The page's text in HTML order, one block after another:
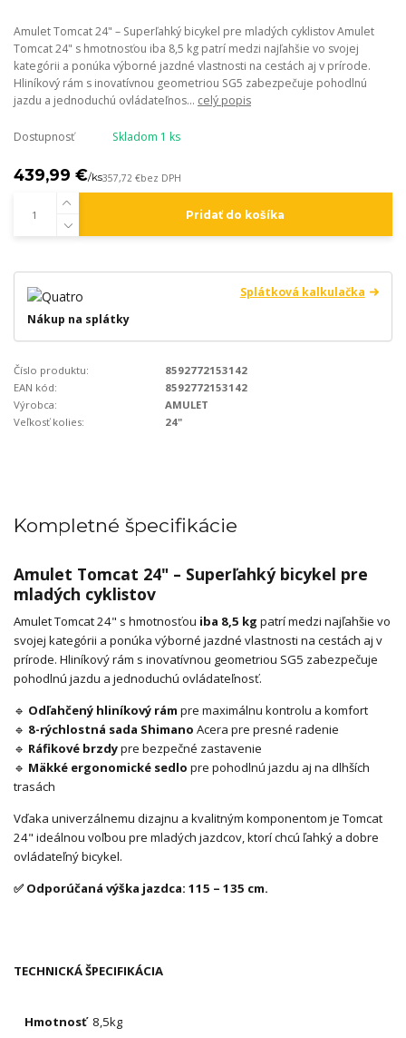
Amulet Tomcat 24" – Superľahký bicykel pre mladých cyklistov Amulet
Tomcat 24" s hmotnosťou iba 8,5 kg patrí medzi najľahšie vo svojej
kategórii a ponúka výborné jazdné vlastnosti na cestách aj v prírode.
Hliníkový rám s inovatívnou geometriou SG5 zabezpečuje pohodlnú
jazdu a jednoduchú ovládateľnos... celý popis
Dostupnosť Skladom 1 ks
439,99 €/ks357,72 €bez DPH
Pridať do košíka
Splátková kalkulačka
Nákup na splátky
Číslo produktu:
8592772153142
EAN kód:
8592772153142
Výrobca:
AMULET
Veľkosť kolies:
24"
Kompletné špecifikácie
Amulet Tomcat 24" – Superľahký bicykel pre
mladých cyklistov
Amulet Tomcat 24" s hmotnosťou iba 8,5 kg patrí medzi najľahšie vo
svojej kategórii a ponúka výborné jazdné vlastnosti na cestách aj v
prírode. Hliníkový rám s inovatívnou geometriou SG5 zabezpečuje
pohodlnú jazdu a jednoduchú ovládateľnosť.
🔹 Odľahčený hliníkový rám pre maximálnu kontrolu a komfort
🔹 8-rýchlostná sada Shimano Acera pre presné radenie
🔹 Ráfikové brzdypre bezpečné zastavenie
🔹 Mäkké ergonomické sedlo pre pohodlnú jazdu aj na dlhších
trasách
Vďaka univerzálnemu dizajnu a kvalitným komponentom je Tomcat
24" ideálnou voľbou pre mladých jazdcov, ktorí chcú ľahký a dobre
ovládateľný bicykel.
✅ Odporúčaná výška jazdca: 115 – 135 cm.
TECHNICKÁ ŠPECIFIKÁCIA
Hmotnosť8,5kg